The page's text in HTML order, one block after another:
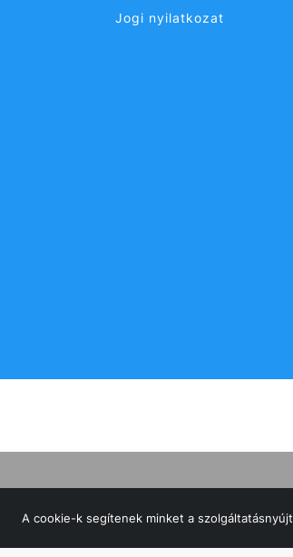
A cookie-k segítenek minket a
Jogi nyilatkozat
Oldalt készítette: Vector Kft.